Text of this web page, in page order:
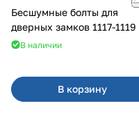
Бесшумные болты для
дверных замков 1117-1119
В наличии
В корзину